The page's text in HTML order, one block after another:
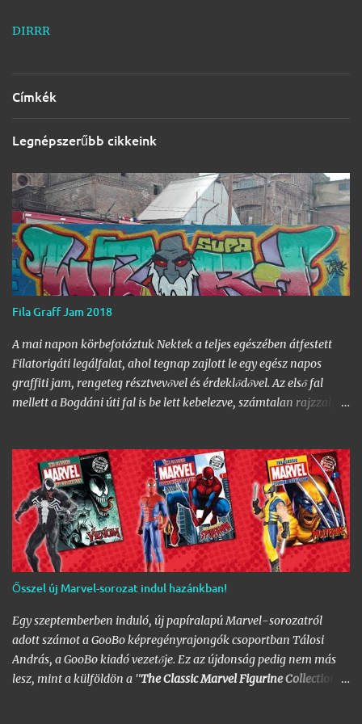
DIRRR
Címkék
Legnépszerűbb cikkeink
Fila Graff Jam 2018
A mai napon körbefotóztuk Nektek a teljes egészében átfestett
Filatorigáti legálfalat, ahol tegnap zajlott le egy egész napos
graffiti jam, rengeteg résztvevővel és érdeklődővel. Az első fal
mellett a Bogdáni úti fal is be lett kebelezve, számtalan rajzzal, és
graffiti jam rajzaival!
Ősszel új Marvel-sorozat indul hazánkban!
Egy szeptemberben induló, új papíralapú Marvel-sorozatról
adott számot a GooBo képregényrajongók csoportban Tálosi
András, a GooBo kiadó vezetője. Ez az újdonság pedig nem más
lesz, mint a külföldön a "The Classic Marvel Figurine Collection
"